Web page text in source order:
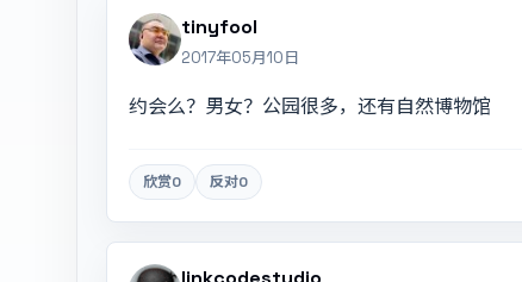
tinyfool
2017年05月10日
约会么？男女？公园很多，还有自然博物馆
欣赏0 反对0